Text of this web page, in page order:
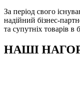
За період свого
надійний бізнес-
та супутніх товарів в
НАШІ